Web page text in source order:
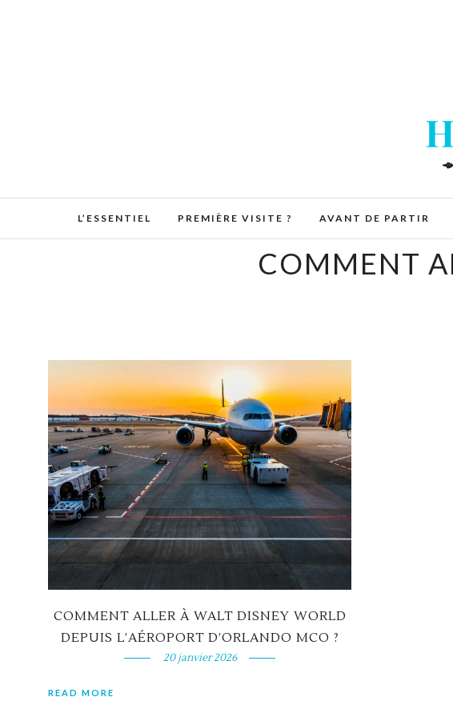
L’ESSENTIEL PREMIÈRE VISITE ? AVANT DE PARTIR
COMMENT
COMMENT ALLER À WALT DISNEY WORLD
DEPUIS L’AÉROPORT D’ORLANDO MCO ?
20 janvier 2026
READ MORE